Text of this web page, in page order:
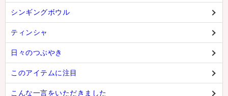
シンギングボウル
ティンシャ
日々のつぶやき
このアイテムに注目
こんな一言をいただきました